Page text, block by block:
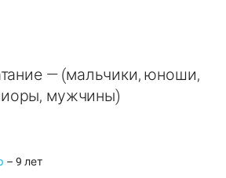
— (мальчики, юноши,
мужчины)
– 9 лет